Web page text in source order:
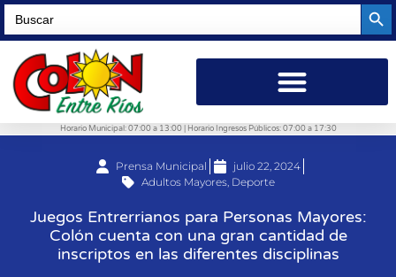
Search
for:
Horario Municipal: 07:00 a 13:00 | Horario Ingresos Públicos: 07:00 a 17:30
Prensa Municipal
julio 22, 2024
Adultos Mayores Deporte
Juegos Entrerrianos para Personas Mayores:
Colón cuenta con una gran cantidad de
inscriptos en las diferentes disciplinas